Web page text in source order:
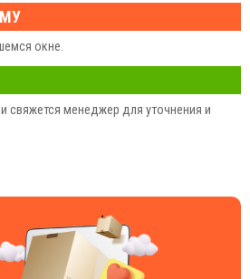
окне.
свяжется менеджер для уточнения и